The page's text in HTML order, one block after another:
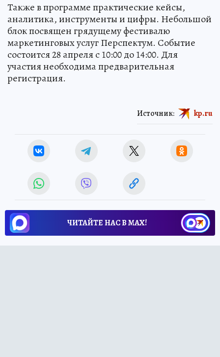
Также в программе практические кейсы,
аналитика, инструменты и цифры. Небольшой
блок посвящен грядущему фестивалю
маркетинговых услуг Перспектум. Событие
состоится 28 апреля с 10:00 до 14:00. Для
участия необходима предварительная
регистрация.
Источник: kp.ru
ЧИТАЙТЕ НАС В МАХ!